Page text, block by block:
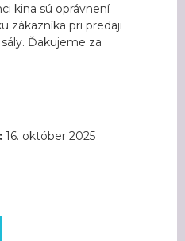
kina sú oprávnení
zákazníka pri predaji
Ďakujeme za
16. október 2025